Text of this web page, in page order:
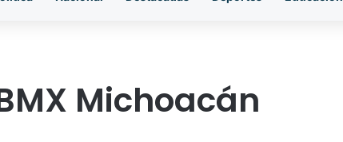
Michoacán